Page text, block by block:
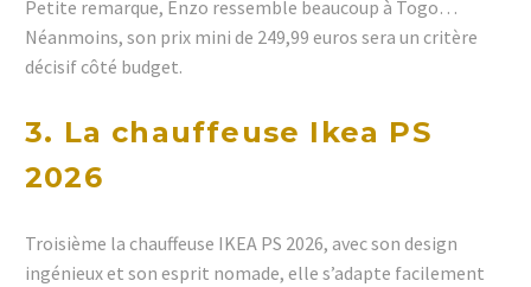
Petite remarque, Enzo ressemble beaucoup à Togo…
Néanmoins, son prix mini de 249,99 euros sera un critère
décisif côté budget.
3. La chauffeuse Ikea PS
2026
Troisième la chauffeuse IKEA PS 2026, avec son design
ingénieux et son esprit nomade, elle s’adapte facilement